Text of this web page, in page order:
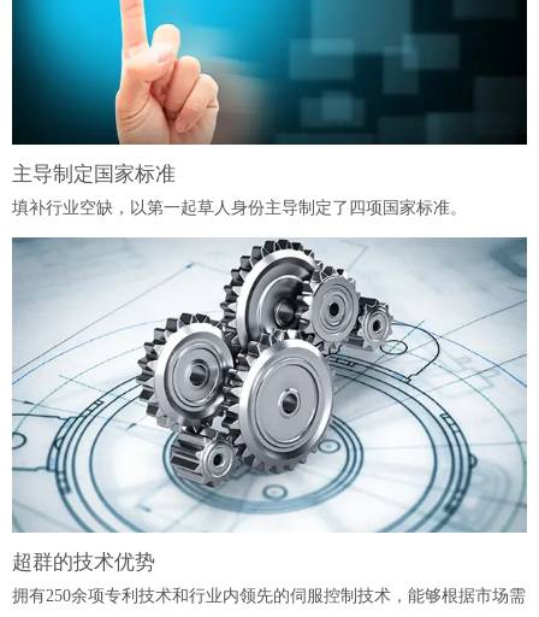
主导制定国家标准
填补行业空缺，以第一起草人身份主导制定了四项国家标准。
超群的技术优势
拥有250余项专利技术和行业内领先的伺服控制技术，能够根据市场需